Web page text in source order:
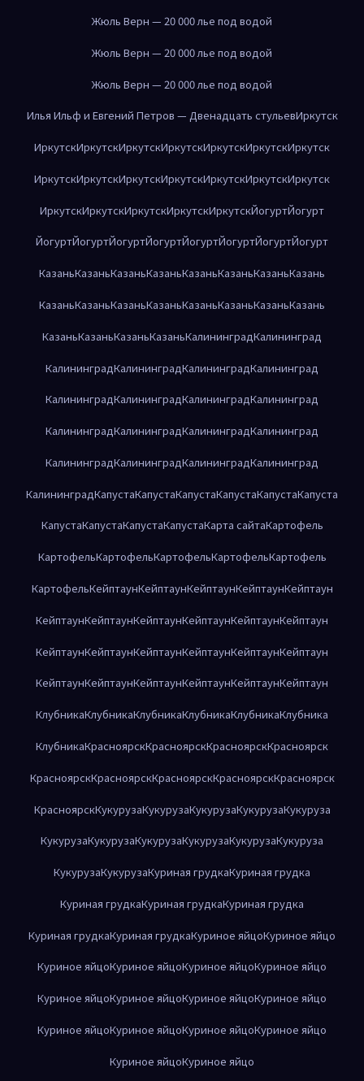
Жюль Верн — 20 000 лье под водой
Жюль Верн — 20 000 лье под водой
Жюль Верн — 20 000 лье под водой
Илья Ильф и Евгений Петров — Двенадцать стульевИркутск
ИркутскИркутскИркутскИркутскИркутскИркутскИркутск
ИркутскИркутскИркутскИркутскИркутскИркутскИркутск
ИркутскИркутскИркутскИркутскИркутскЙогуртЙогурт
ЙогуртЙогуртЙогуртЙогуртЙогуртЙогуртЙогуртЙогурт
КазаньКазаньКазаньКазаньКазаньКазаньКазаньКазань
КазаньКазаньКазаньКазаньКазаньКазаньКазаньКазань
КазаньКазаньКазаньКазаньКалининградКалининград
КалининградКалининградКалининградКалининград
КалининградКалининградКалининградКалининград
КалининградКалининградКалининградКалининград
КалининградКалининградКалининградКалининград
КалининградКапустаКапустаКапустаКапустаКапустаКапуста
КапустаКапустаКапустаКапустаКарта сайтаКартофель
КартофельКартофельКартофельКартофельКартофель
КартофельКейптаунКейптаунКейптаунКейптаунКейптаун
КейптаунКейптаунКейптаунКейптаунКейптаунКейптаун
КейптаунКейптаунКейптаунКейптаунКейптаунКейптаун
КейптаунКейптаунКейптаунКейптаунКейптаунКейптаун
КлубникаКлубникаКлубникаКлубникаКлубникаКлубника
КлубникаКрасноярскКрасноярскКрасноярскКрасноярск
КрасноярскКрасноярскКрасноярскКрасноярскКрасноярск
КрасноярскКукурузаКукурузаКукурузаКукурузаКукуруза
КукурузаКукурузаКукурузаКукурузаКукурузаКукуруза
КукурузаКукурузаКуриная грудкаКуриная грудка
Куриная грудкаКуриная грудкаКуриная грудка
Куриная грудкаКуриная грудкаКуриное яйцоКуриное яйцо
Куриное яйцоКуриное яйцоКуриное яйцоКуриное яйцо
Куриное яйцоКуриное яйцоКуриное яйцоКуриное яйцо
Куриное яйцоКуриное яйцоКуриное яйцоКуриное яйцо
Куриное яйцоКуриное яйцо